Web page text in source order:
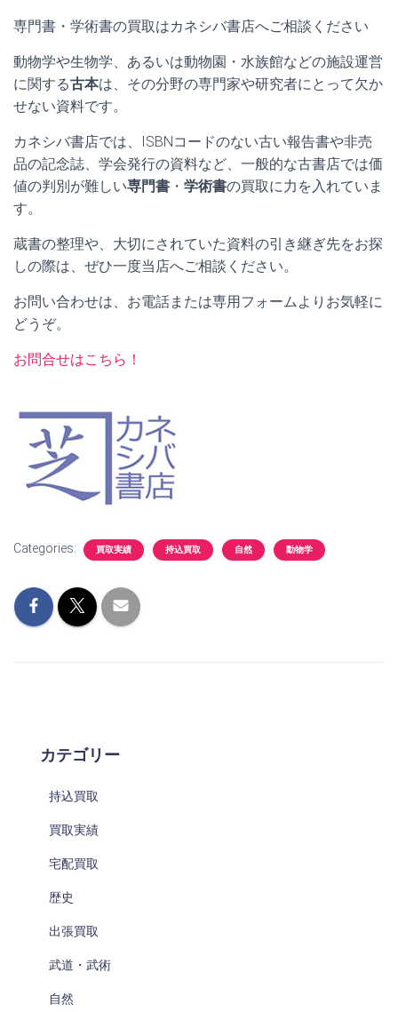
専門書・学術書の買取はカネシバ書店へご相談ください
動物学や生物学、あるいは動物園・水族館などの施設運営
に関する古本は、その分野の専門家や研究者にとって欠か
せない資料です。
カネシバ書店では、ISBNコードのない古い報告書や非売
品の記念誌、学会発行の資料など、一般的な古書店では価
値の判別が難しい専門書 ・ 学術書の買取に力を入れていま
す。
蔵書の整理や、大切にされていた資料の引き継ぎ先をお探
しの際は、ぜひ一度当店へご相談ください。
お問い合わせは、お電話または専用フォームよりお気軽に
どうぞ。
お問合せはこちら！
Categories: 買取実績 持込買取 自然 動物学
カテゴリー
持込買取
買取実績
宅配買取
歴史
出張買取
武道・武術
自然